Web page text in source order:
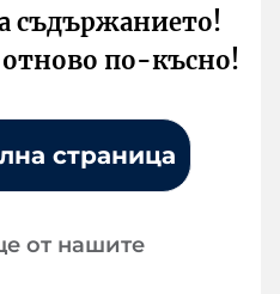
съдържанието!
по-късно!
страница
от нашите